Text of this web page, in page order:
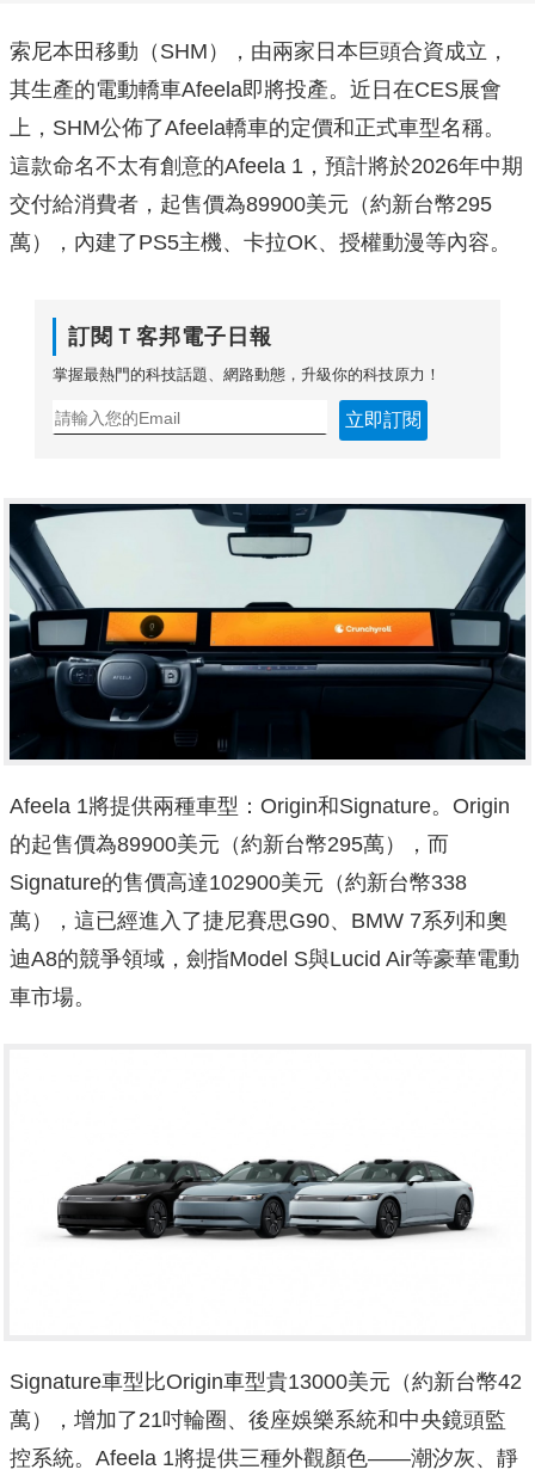
索尼本田移動（SHM），由兩家日本巨頭合資成立，
其生產的電動轎車Afeela即將投產。近日在CES展會
上，SHM公佈了Afeela轎車的定價和正式車型名稱。
這款命名不太有創意的Afeela 1，預計將於2026年中期
交付給消費者，起售價為89900美元（約新台幣295
萬），內建了PS5主機、卡拉OK、授權動漫等內容。
訂閱Ｔ客邦電子日報
掌握最熱門的科技話題、網路動態，升級你的科技原力！
立即訂閱
Afeela 1將提供兩種車型：Origin和Signature。Origin
的起售價為89900美元（約新台幣295萬），而
Signature的售價高達102900美元（約新台幣338
萬），這已經進入了捷尼賽思G90、BMW 7系列和奧
迪A8的競爭領域，劍指Model S與Lucid Air等豪華電動
車市場。
Signature車型比Origin車型貴13000美元（約新台幣42
萬），增加了21吋輪圈、後座娛樂系統和中央鏡頭監
控系統。Afeela 1將提供三種外觀顏色——潮汐灰、靜